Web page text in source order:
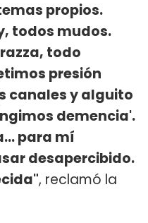
propios.
todos mudos.
todo
presión
canales y alguito
demencia'.
para mí
desapercibido.
, reclamó la